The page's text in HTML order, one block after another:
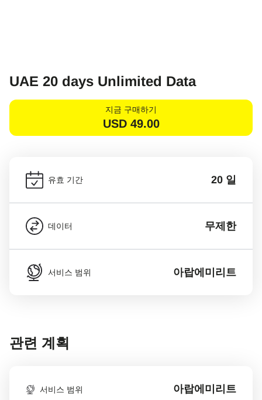
UAE 20 days Unlimited Data
지금 구매하기
USD 49.00
유효 기간 20 일
데이터 무제한
서비스 범위 아랍에미리트
관련 계획
서비스 범위 아랍에미리트